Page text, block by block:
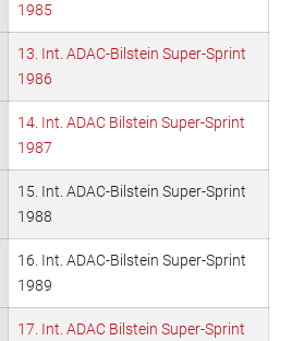
1985
13. Int. ADAC-Bilstein Super-Sprint
1986
14. Int. ADAC Bilstein Super-Sprint
1987
15. Int. ADAC-Bilstein Super-Sprint
1988
16. Int. ADAC-Bilstein Super-Sprint
1989
17. Int. ADAC Bilstein Super-Sprint